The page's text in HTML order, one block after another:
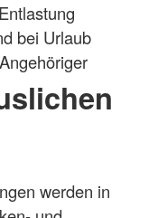
bei Urlaub
werden in